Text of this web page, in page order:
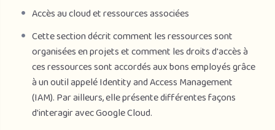
Accès au cloud et ressources associées
Cette section décrit comment les ressources sont
organisées en projets et comment les droits d'accès à
ces ressources sont accordés aux bons employés grâce
à un outil appelé Identity and Access Management
(IAM). Par ailleurs, elle présente différentes façons
d'interagir avec Google Cloud.